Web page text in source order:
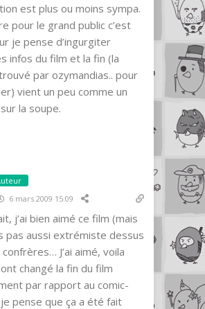
est plus ou moins sympa.
pour le grand public c’est
je pense d’ingurgiter
infos du film et la fin (la
par ozymandias.. pour
vient un peu comme un
la soupe.
6 mars 2009 15:09
j’ai bien aimé ce film (mais
pas aussi extrémiste dessus
J’ai aimé, voila
changé la fin du film
par rapport au comic-
pense que ça a été fait